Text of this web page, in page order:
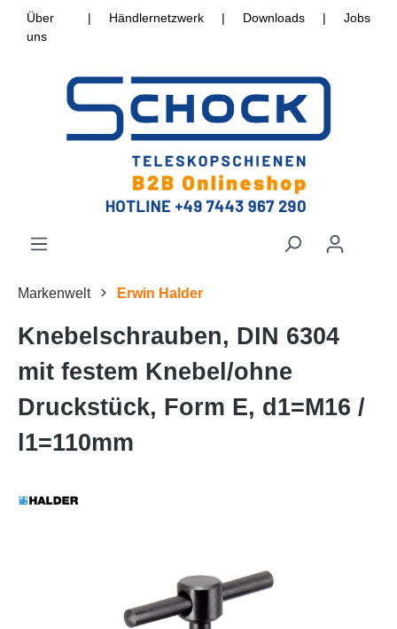
Über
uns
| Händlernetzwerk | Downloads | Jobs
Markenwelt Erwin Halder
Knebelschrauben, DIN 6304
mit festem Knebel/ohne
Druckstück, Form E, d1=M16 /
l1=110mm